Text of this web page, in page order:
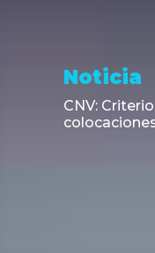
Noticia
CNV: